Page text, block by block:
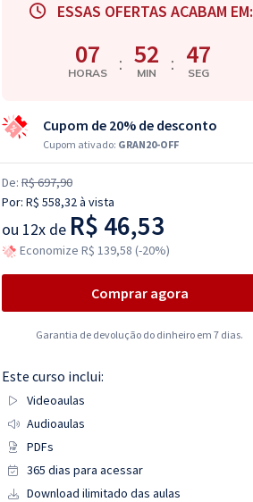
ESSAS OFERTAS ACABAM EM:
07
HORAS : 52
MIN : 46
SEG
Cupom de 20% de desconto
Cupom ativado: GRAN20-OFF
De: R$ 697,90
Por: R$ 558,32à vista
ou 12x de R$ 46,53
Economize R$ 139,58 (-20%)
Comprar agora
Garantia de devolução do dinheiro em 7 dias.
Este curso inclui:
Videoaulas
Audioaulas
PDFs
365 dias para acessar
Download ilimitado das aulas